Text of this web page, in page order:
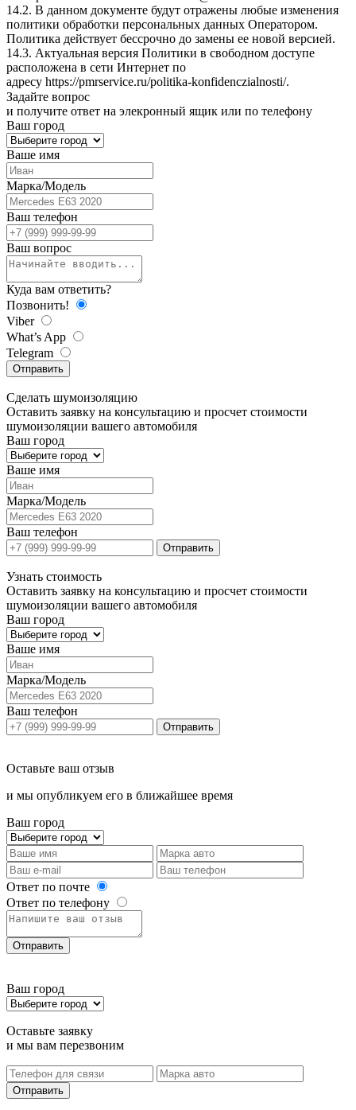
14.2. В данном документе будут отражены любые изменения
политики обработки персональных данных Оператором.
Политика действует бессрочно до замены ее новой версией.
14.3. Актуальная версия Политики в свободном доступе
расположена в сети Интернет по
адресу https://pmrservice.ru/politika-konfidenczialnosti/.
Задайте вопрос
и получите ответ на элекронный ящик или по телефону
Ваш город
Ваше имя
Марка/Модель
Ваш телефон
Ваш вопрос
Куда вам ответить?
Позвонить!
Viber
What’s App
Telegram
Отправить
Сделать шумоизоляцию
Оставить заявку на консультацию и просчет стоимости
шумоизоляции вашего автомобиля
Ваш город
Ваше имя
Марка/Модель
Ваш телефон
Отправить
Узнать стоимость
Оставить заявку на консультацию и просчет стоимости
шумоизоляции вашего автомобиля
Ваш город
Ваше имя
Марка/Модель
Ваш телефон
Отправить
Оставьте ваш отзыв
и мы опубликуем его в ближайшее время
Ваш город
Ответ по почте
Ответ по телефону
Отправить
Ваш город
Оставьте заявку
и мы вам перезвоним
Отправить